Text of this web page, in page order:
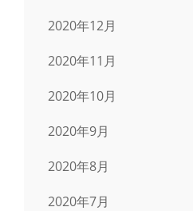
2020年12月
2020年11月
2020年10月
2020年9月
2020年8月
2020年7月